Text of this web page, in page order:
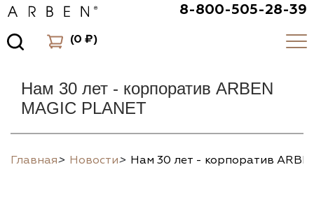
8-800-505-28-39
(0 ₽)
Нам 30 лет - корпоратив ARBEN
MAGIC PLANET
Главная> Новости> Нам 30 лет - корпоратив